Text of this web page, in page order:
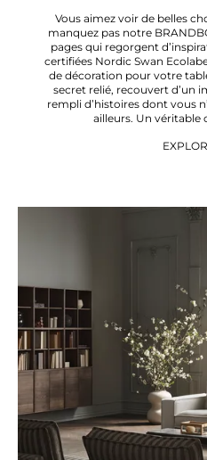
Vous aimez voir de belles
manquez pas notre
pages qui regorgent
certifiées Nordic Swan
de décoration pour votre
secret relié, recouvert d’un
rempli d’histoires dont vous
ailleurs. Un véritable